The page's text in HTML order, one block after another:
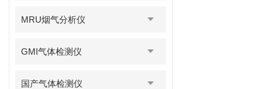
MRU烟气分析仪
GMI气体检测仪
国产气体检测仪